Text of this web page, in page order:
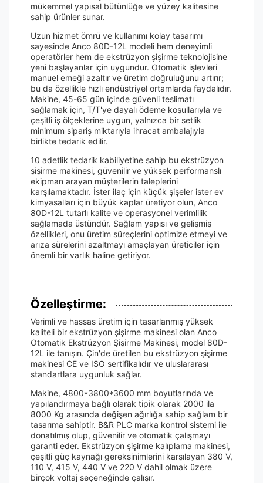
mükemmel yapısal bütünlüğe ve yüzey kalitesine
sahip ürünler sunar.
Uzun hizmet ömrü ve kullanımı kolay tasarımı
sayesinde Anco 80D-12L modeli hem deneyimli
operatörler hem de ekstrüzyon şişirme teknolojisine
yeni başlayanlar için uygundur. Otomatik işlevleri
manuel emeği azaltır ve üretim doğruluğunu artırır;
bu da özellikle hızlı endüstriyel ortamlarda faydalıdır.
Makine, 45-65 gün içinde güvenli teslimatı
sağlamak için, T/T'ye dayalı ödeme koşullarıyla ve
çeşitli iş ölçeklerine uygun, yalnızca bir setlik
minimum sipariş miktarıyla ihracat ambalajıyla
birlikte tedarik edilir.
10 adetlik tedarik kabiliyetine sahip bu ekstrüzyon
şişirme makinesi, güvenilir ve yüksek performanslı
ekipman arayan müşterilerin taleplerini
karşılamaktadır. İster ilaç için küçük şişeler ister ev
kimyasalları için büyük kaplar üretiyor olun, Anco
80D-12L tutarlı kalite ve operasyonel verimlilik
sağlamada üstündür. Sağlam yapısı ve gelişmiş
özellikleri, onu üretim süreçlerini optimize etmeyi ve
arıza sürelerini azaltmayı amaçlayan üreticiler için
önemli bir varlık haline getiriyor.
Özelleştirme:
Verimli ve hassas üretim için tasarlanmış yüksek
kaliteli bir ekstrüzyon şişirme makinesi olan Anco
Otomatik Ekstrüzyon Şişirme Makinesi, model 80D-
12L ile tanışın. Çin'de üretilen bu ekstrüzyon şişirme
makinesi CE ve ISO sertifikalıdır ve uluslararası
standartlara uygunluk sağlar.
Makine, 4800*3800*3600 mm boyutlarında ve
yapılandırmaya bağlı olarak tipik olarak 2000 ila
8000 Kg arasında değişen ağırlığa sahip sağlam bir
tasarıma sahiptir. B&R PLC marka kontrol sistemi ile
donatılmış olup, güvenilir ve otomatik çalışmayı
garanti eder. Ekstrüzyon şişirme kalıplama makinesi,
çeşitli güç kaynağı gereksinimlerini karşılayan 380 V,
110 V, 415 V, 440 V ve 220 V dahil olmak üzere
birçok voltaj seçeneğinde çalışır.